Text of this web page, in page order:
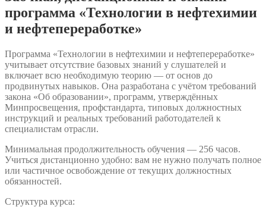
программа «Технологии в нефтехимии
и нефтепереработке»
Программа «Технологии в нефтехимии и нефтепереработке»
учитывает отсутствие базовых знаний у слушателей и
включает всю необходимую теорию — от основ до
продвинутых навыков. Она разработана с учётом требований
закона «Об образовании», программ, утверждённых
Минпросвещения, профстандарта, типовых должностных
инструкций и реальных требований работодателей к
специалистам отрасли.
Минимальная продолжительность обучения — 256 часов.
Учиться дистанционно удобно: вам не нужно получать полное
или частичное освобождение от текущих должностных
обязанностей.
Структура курса: